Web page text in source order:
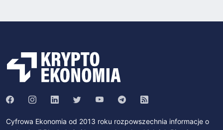
Cyfrowa Ekonomia od 2013 roku rozpowszechnia informacje o